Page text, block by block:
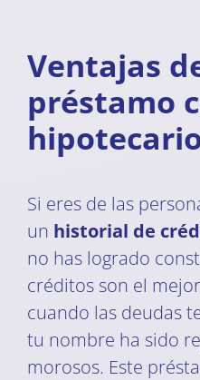
Ventajas
préstamo
hipotecario
Si eres de las
un historial de
no has logrado
créditos son el
cuando las deudas
tu nombre ha sido
morosos. Este